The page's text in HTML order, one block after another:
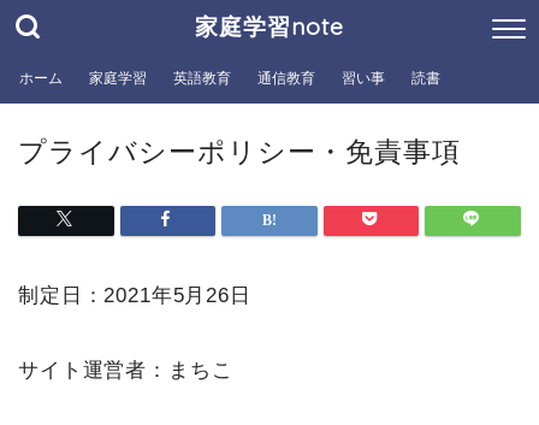
家庭学習note
ホーム 家庭学習 英語教育 通信教育 習い事 読書
プライバシーポリシー・免責事項
制定日：2021年5月26日
サイト運営者：まちこ